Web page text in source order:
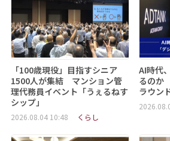
「100歳現役」目指すシニア
1500人が集結 マンション管
理代務員イベント「うぇるねす
シップ」
2026.08.04 10:48 くらし
AI時代
るのか
ラウン